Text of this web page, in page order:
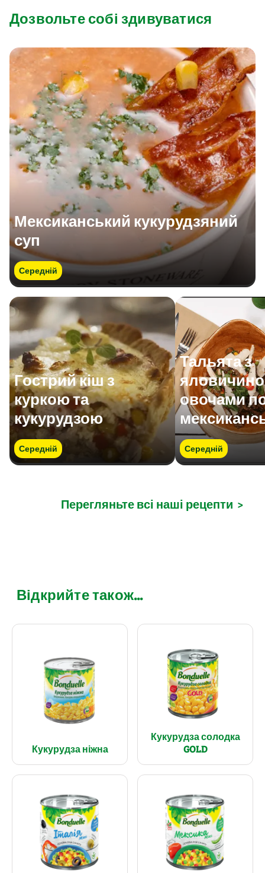
Дозвольте собі здивуватися
Мексиканський кукурудзяний
суп
Середній
Гострий кіш з
куркою та
кукурудзою
Середній
Тальята з
овочами
Середній
Перегляньте всі наші рецепти >
Відкрийте також...
Кукурудза ніжна
Кукурудза солодка
GOLD